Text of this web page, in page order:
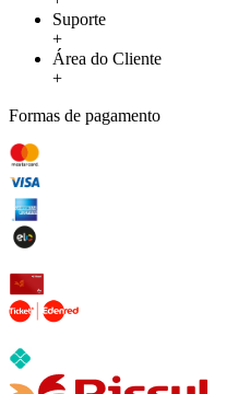
Suporte
+
Área do Cliente
+
Formas de pagamento